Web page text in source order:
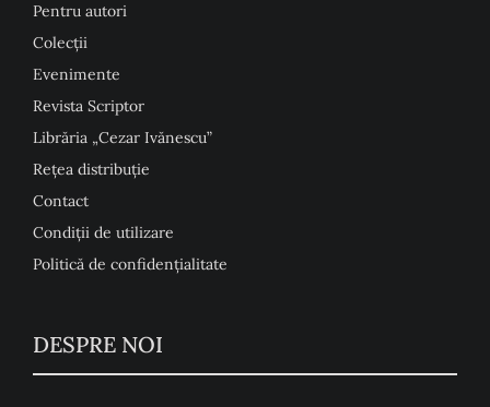
Pentru autori
Colecţii
Evenimente
Revista Scriptor
Librăria „Cezar Ivănescu”
Rețea distribuție
Contact
Condiţii de utilizare
Politică de confidențialitate
DESPRE NOI